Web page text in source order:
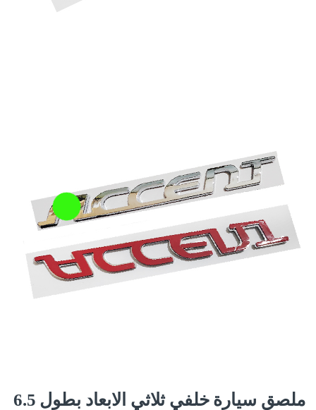
ملصق سيارة خلفي ثلاثي الابعاد بطول 6.5